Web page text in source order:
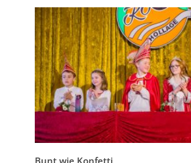
Bunt wie Konfetti